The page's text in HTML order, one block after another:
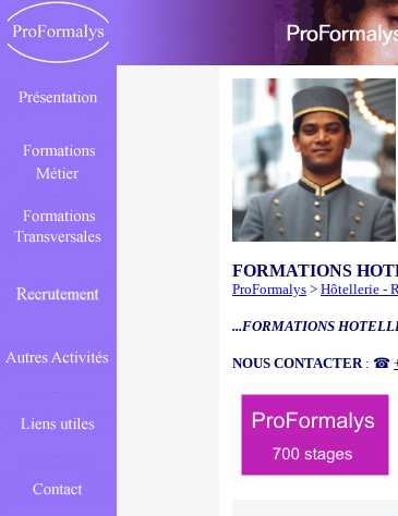
FORMATIONS
ProFormalys > Hôtellerie -
...FORMATIONS
NOUS CONTACTER : ☎